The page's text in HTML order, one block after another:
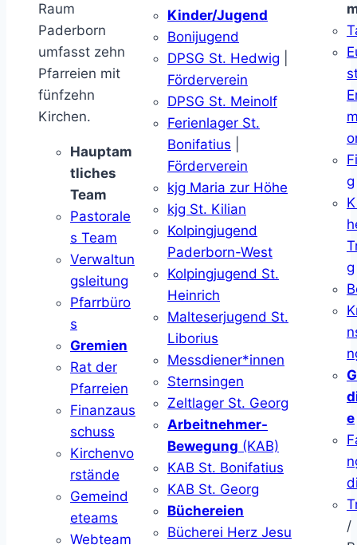
Raum
Paderborn
umfasst zehn
Pfarreien mit
fünfzehn
Kirchen.
Hauptam
tliches
Team
Pastorale
s Team
Verwaltun
gsleitung
Pfarrbüro
s
Gremien
Rat der
Pfarreien
Finanzaus
schuss
Kirchenvo
rstände
Gemeind
eteams
Webteam
Kinder/Jugend
Bonijugend
DPSG St. Hedwig
Förderverein
DPSG St. Meinolf
Ferienlager St.
Bonifatius
Förderverein
kjg Maria zur Höhe
kjg St. Kilian
Kolpingjugend
Paderborn-West
Kolpingjugend St.
Heinrich
Malteserjugend St.
Liborius
Messdiener*innen
Sternsingen
Zeltlager St. Georg
Arbeitnehmer-
Bewegung (KAB)
KAB St. Bonifatius
KAB St. Georg
Büchereien
Bücherei Herz Jesu
g
g
e
/